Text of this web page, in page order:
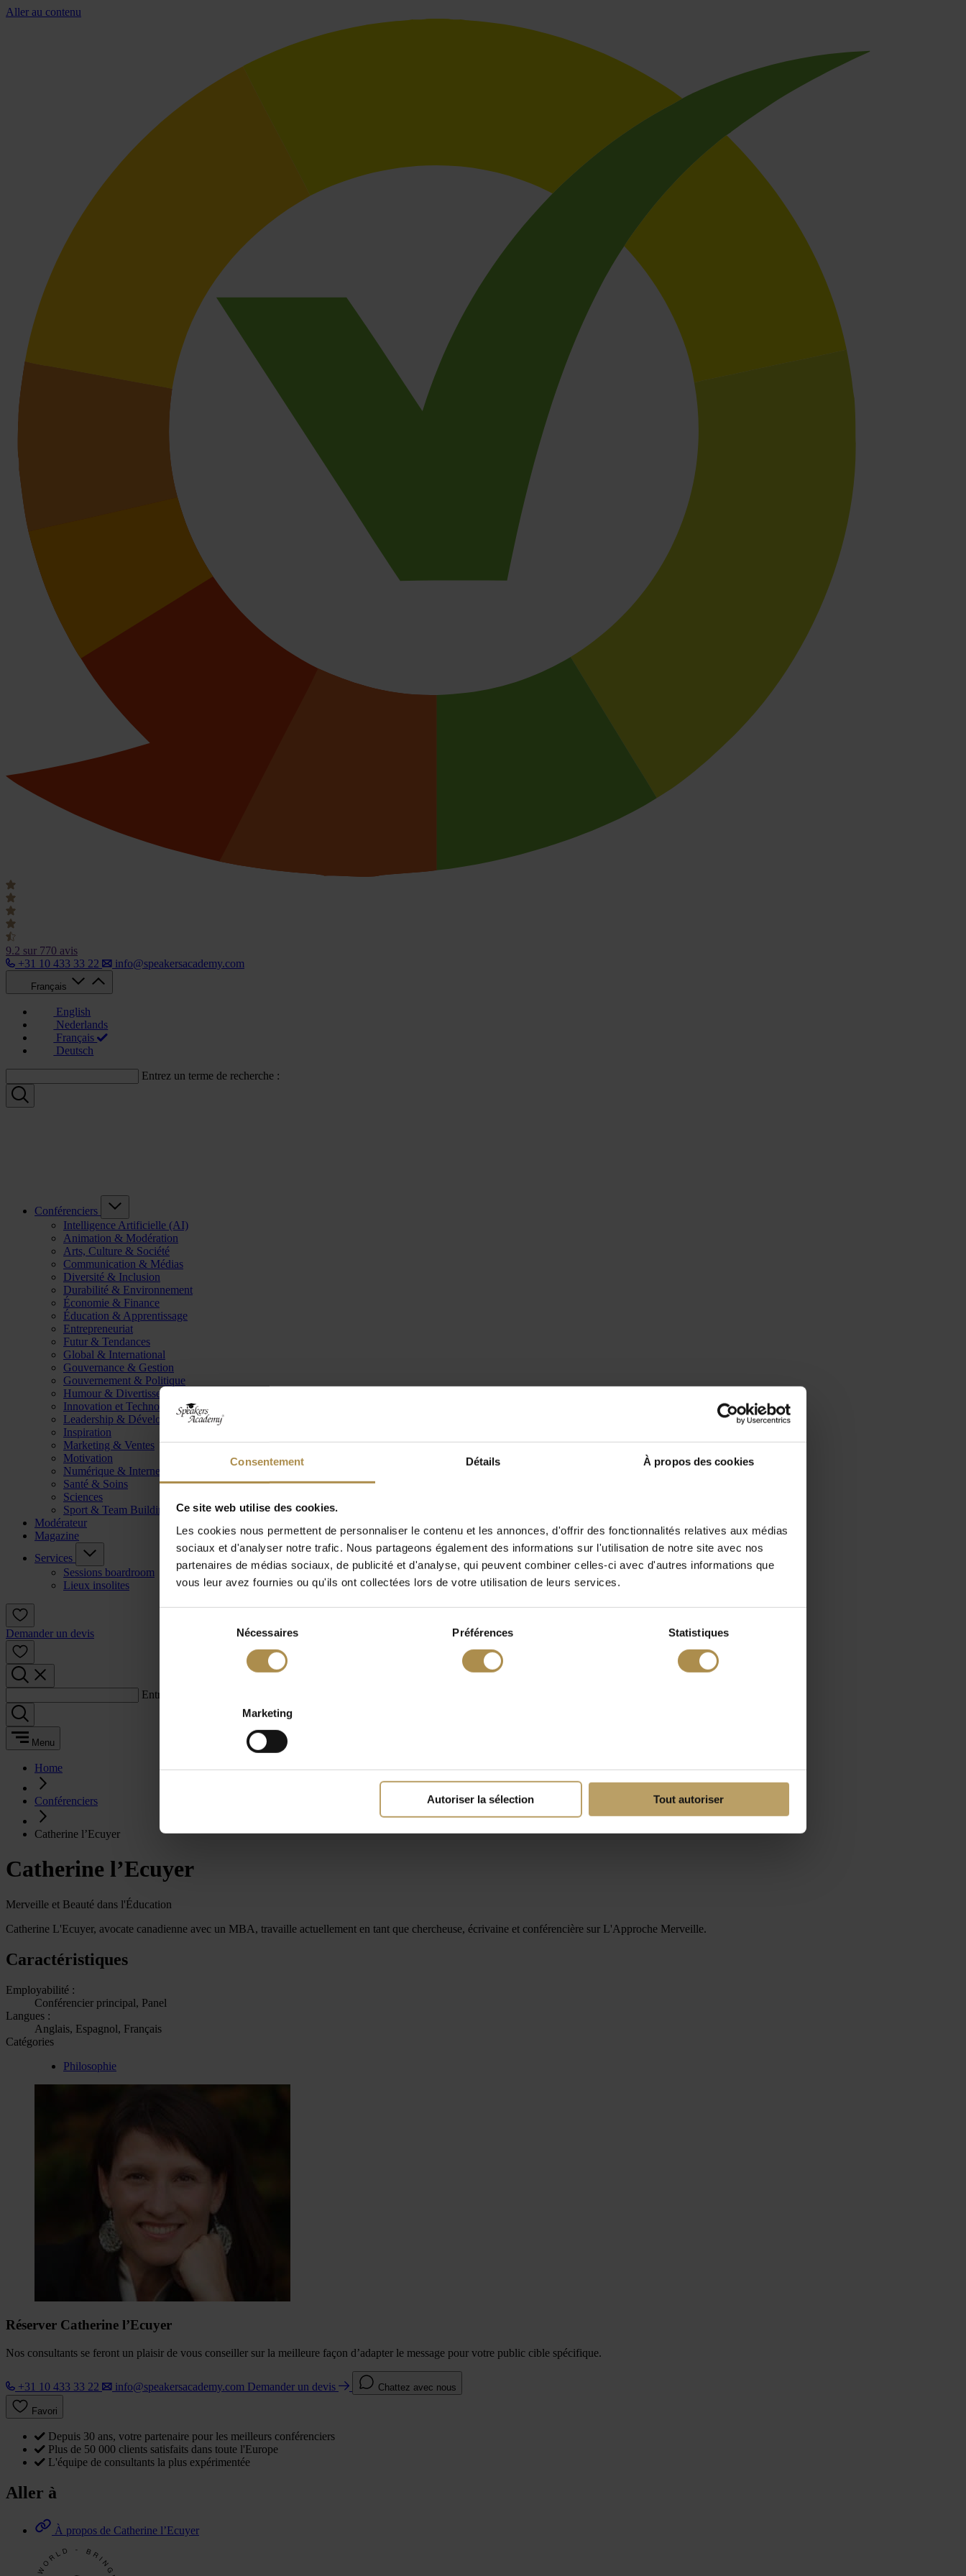
Consentement Détails À propos des cookies
Ce site web utilise des cookies.
Les cookies nous permettent de personnaliser le contenu et les annonces, d'offrir des fonctionnalités relatives aux médias
sociaux et d'analyser notre trafic. Nous partageons également des informations sur l'utilisation de notre site avec nos
partenaires de médias sociaux, de publicité et d'analyse, qui peuvent combiner celles-ci avec d'autres informations que
vous leur avez fournies ou qu'ils ont collectées lors de votre utilisation de leurs services.
Nécessaires Préférences Statistiques
Marketing
Autoriser la sélection Tout autoriser
Aller au contenu
9.2 sur 770 avis
+31 10 433 33 22
info@speakersacademy.com
Français
English
Nederlands
Français
Deutsch
Entrez un terme de recherche :
Conférenciers
Intelligence Artificielle (AI)
Animation & Modération
Arts, Culture & Société
Communication & Médias
Diversité & Inclusion
Durabilité & Environnement
Économie & Finance
Éducation & Apprentissage
Entrepreneuriat
Futur & Tendances
Global & International
Gouvernance & Gestion
Gouvernement & Politique
Humour & Divertissement
Innovation et Technologie
Leadership & Développement
Inspiration
Marketing & Ventes
Motivation
Numérique & Internet
Santé & Soins
Sciences
Sport & Team Building
Modérateur
Magazine
Services
Sessions boardroom
Lieux insolites
Demander un devis
Entrez un terme de recherche :
Menu
Home
Conférenciers
Catherine l’Ecuyer
Catherine l’Ecuyer
Merveille et Beauté dans l'Éducation
Catherine L'Ecuyer, avocate canadienne avec un MBA, travaille actuellement en tant que chercheuse, écrivaine et conférencière sur L'Approche Merveille.
Caractéristiques
Employabilité :
Conférencier principal, Panel
Langues :
Anglais, Espagnol, Français
Catégories
Philosophie
Réserver Catherine l’Ecuyer
Nos consultants se feront un plaisir de vous conseiller sur la meilleure façon d’adapter le message pour votre public cible spécifique.
+31 10 433 33 22 info@speakersacademy.com Demander un devis Chattez avec nous
Favori
Depuis 30 ans, votre partenaire pour les meilleurs conférenciers
Plus de 50 000 clients satisfaits dans toute l'Europe
L'équipe de consultants la plus expérimentée
Aller à
À propos de Catherine l’Ecuyer